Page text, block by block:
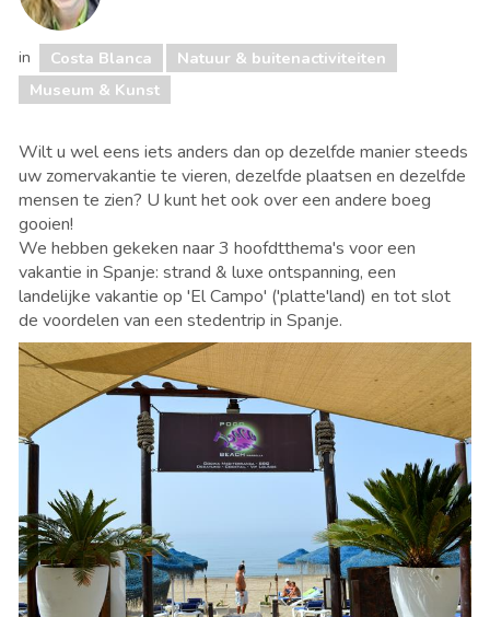
in Costa Blanca
Natuur & buitenactiviteiten
Museum & Kunst
Wilt u wel eens iets anders dan op dezelfde manier steeds
uw zomervakantie te vieren, dezelfde plaatsen en dezelfde
mensen te zien? U kunt het ook over een andere boeg
gooien!
We hebben gekeken naar 3 hoofdtthema's voor een
vakantie in Spanje: strand & luxe ontspanning, een
landelijke vakantie op 'El Campo' ('platte'land) en tot slot
de voordelen van een stedentrip in Spanje.